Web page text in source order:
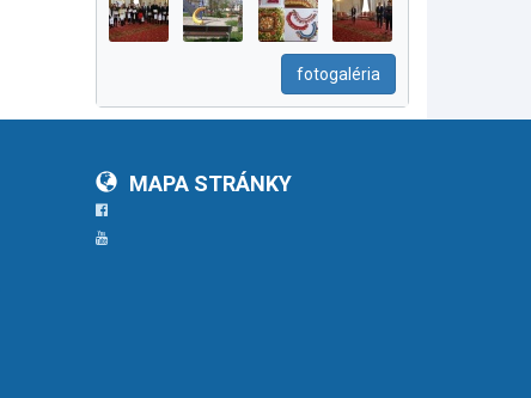
fotogaléria
MAPA STRÁNKY
Facebook
YouTube